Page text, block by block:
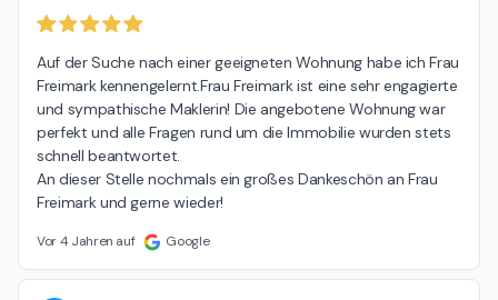
Auf der Suche nach einer geeigneten Wohnung habe ich Frau
Freimark kennengelernt.Frau Freimark ist eine sehr engagierte
und sympathische Maklerin! Die angebotene Wohnung war
perfekt und alle Fragen rund um die Immobilie wurden stets
schnell beantwortet.
An dieser Stelle nochmals ein großes Dankeschön an Frau
Freimark und gerne wieder!
Vor 4 Jahren auf Google